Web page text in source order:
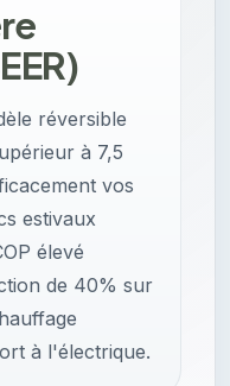
réversible
à 7,5
vos
estivaux
élevé
de 40% sur
à l'électrique.